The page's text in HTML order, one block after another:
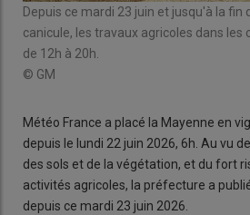
Depuis ce mardi 23 juin et jusqu'à la fin
canicule, les travaux agricoles dans
de 12h à 20h.
© GM
Météo France a placé la Mayenne en
depuis le lundi 22 juin 2026, 6h. Au vu
des sols et de la végétation, et du fort
activités agricoles, la préfecture a
depuis ce mardi 23 juin 2026.